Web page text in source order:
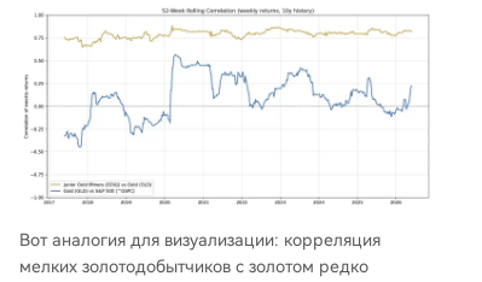
Вот аналогия для визуализации: корреляция
мелких золотодобытчиков с золотом редко